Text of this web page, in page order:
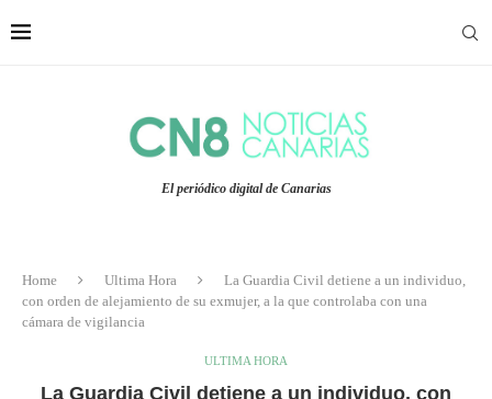
El periódico digital de Canarias
Home Ultima Hora
La Guardia Civil detiene a un individuo,
con orden de alejamiento de su exmujer, a la que controlaba con una
cámara de vigilancia
ULTIMA HORA
La Guardia Civil detiene a un individuo, con